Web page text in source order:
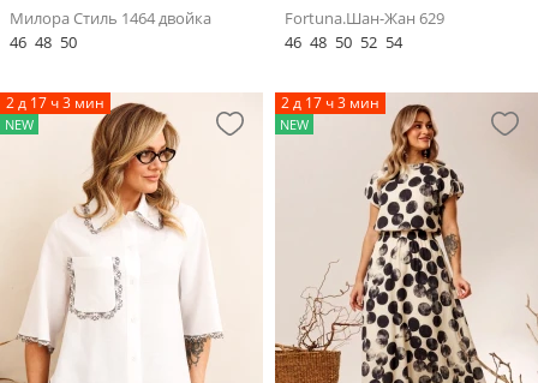
Милора Стиль 1464 двойка
46 48 50
Fortuna.Шан-Жан 629
46 48 50 52 54
2 д 17 ч 3 мин
NEW
2 д 17 ч 3 мин
NEW